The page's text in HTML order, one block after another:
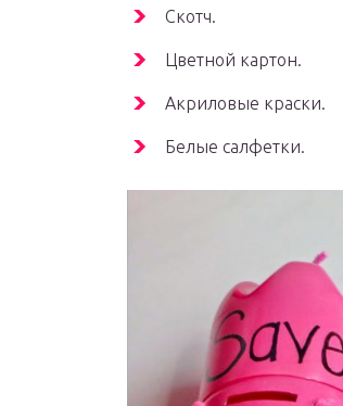
Скотч.
Цветной картон.
Акриловые краски.
Белые салфетки.